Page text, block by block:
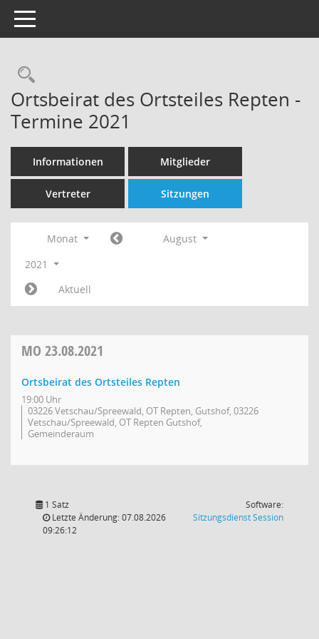
Toggle navigation
Rechercheauswahl
Ortsbeirat des Ortsteiles Repten -
Termine 2021
Informationen Mitglieder
Vertreter Sitzungen
Monat
August
2021
Aktuell
MO 23.08.2021
Ortsbeirat des Ortsteiles Repten
19:00 Uhr
03226 Vetschau/Spreewald, OT Repten, Gutshof, 03226
Vetschau/Spreewald, OT Repten Gutshof,
Gemeinderaum
1 Satz
Letzte Änderung: 07.08.2026
09:26:12
Software:
SitzungsdienstSession(Wird in